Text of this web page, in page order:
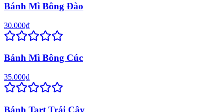
Bánh Mì Bông Đào
30.000₫
Bánh Mì Bông Cúc
35.000₫
Bánh Tart Trái Cây